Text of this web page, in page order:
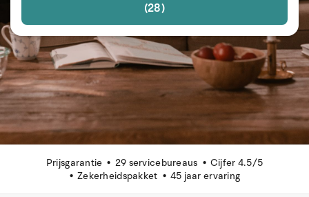
(28)
Prijsgarantie 29 servicebureaus
Cijfer 4.5/5
Zekerheidspakket
45 jaar ervaring